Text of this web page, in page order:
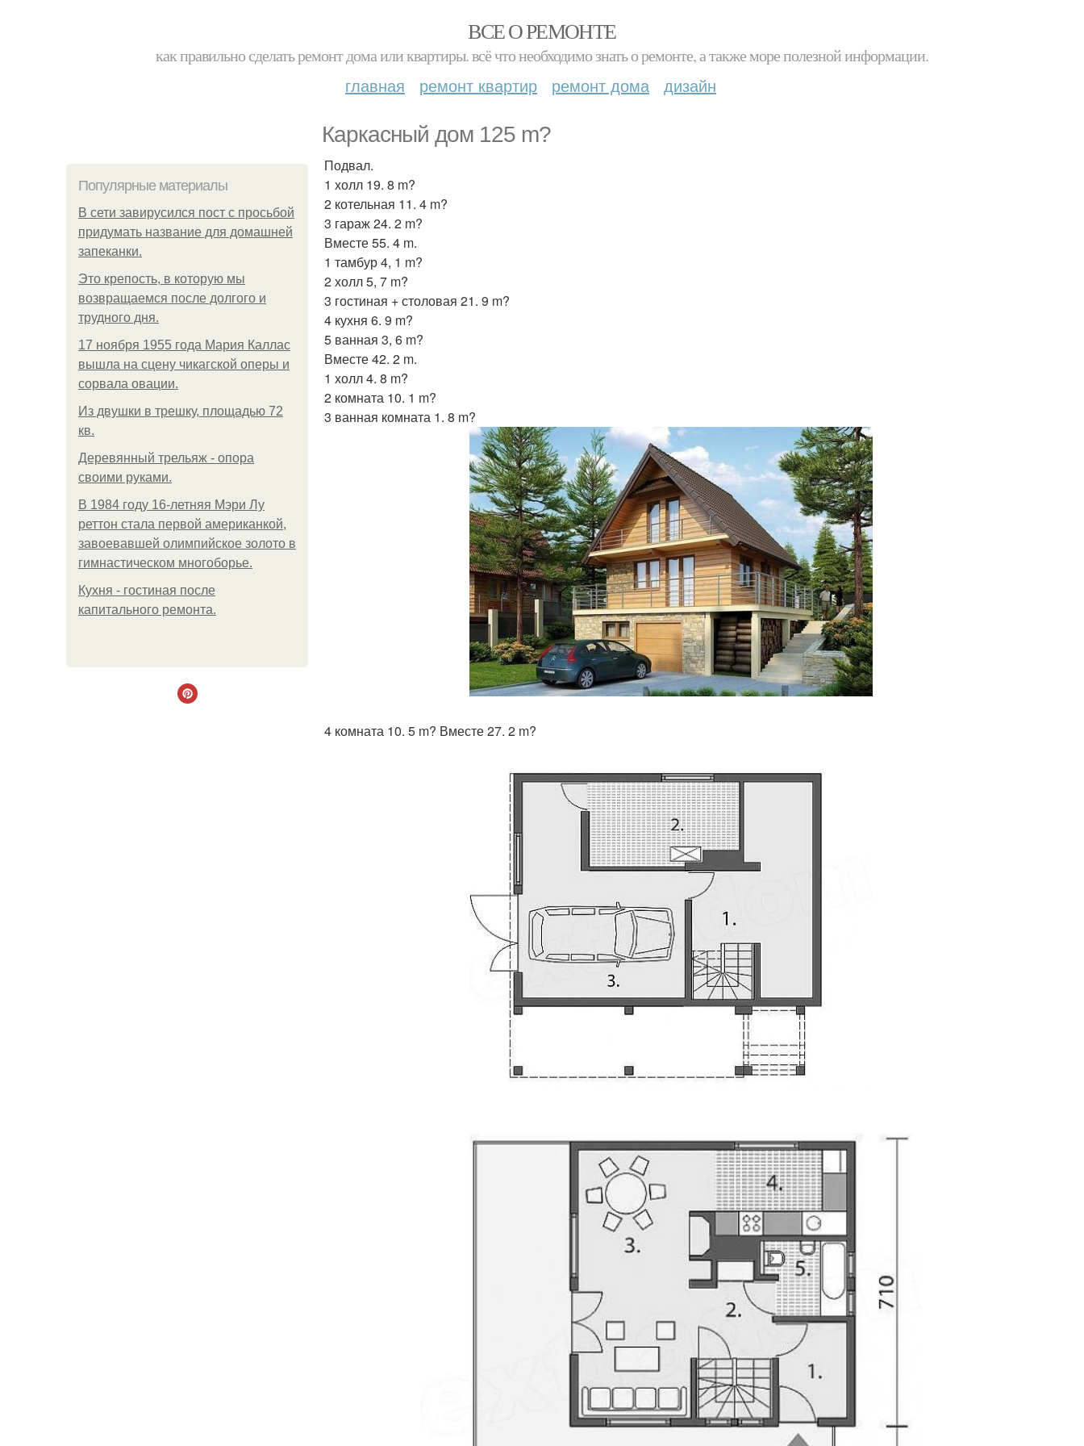
ВСЕ О РЕМОНТЕ
как правильно сделать ремонт дома или квартиры. всё что необходимо знать о ремонте, а также море полезной информации.
главная ремонт квартир ремонт дома дизайн
Каркасный дом 125 m?
Популярные материалы
В сети завирусился пост с просьбой
придумать название для домашней
запеканки.
Это крепость, в которую мы
возвращаемся после долгого и
трудного дня.
17 ноября 1955 года Мария Каллас
вышла на сцену чикагской оперы и
сорвала овации.
Из двушки в трешку, площадью 72
кв.
Деревянный трельяж - опора
своими руками.
В 1984 году 16-летняя Мэри Лу
реттон стала первой американкой,
завоевавшей олимпийское золото в
гимнастическом многоборье.
Кухня - гостиная после
капитального ремонта.
Подвал.
1 холл 19. 8 m?
2 котельная 11. 4 m?
3 гараж 24. 2 m?
Вместе 55. 4 m.
1 тамбур 4, 1 m?
2 холл 5, 7 m?
3 гостиная + столовая 21. 9 m?
4 кухня 6. 9 m?
5 ванная 3, 6 m?
Вместе 42. 2 m.
1 холл 4. 8 m?
2 комната 10. 1 m?
3 ванная комната 1. 8 m?
4 комната 10. 5 m? Вместе 27. 2 m?